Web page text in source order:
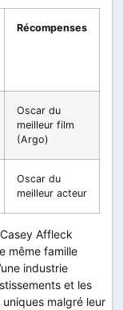
Récompenses
Oscar du
meilleur film
(Argo)
Oscar du
meilleur acteur
Affleck
même famille
industrie
et les
malgré leur